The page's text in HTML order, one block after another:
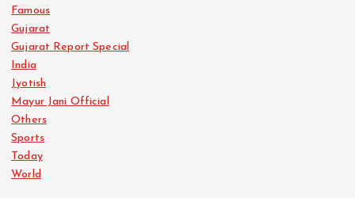
Famous
Gujarat
Gujarat Report Special
India
Jyotish
Mayur Jani Official
Others
Sports
Today
World